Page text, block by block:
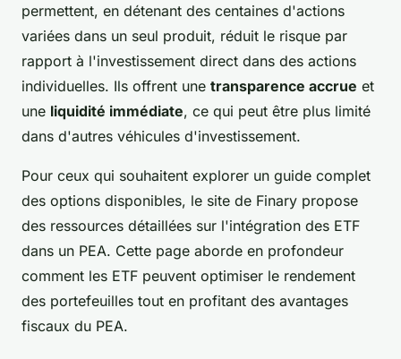
permettent, en détenant des centaines d'actions
variées dans un seul produit, réduit le risque par
rapport à l'investissement direct dans des actions
individuelles. Ils offrent une transparence accrue et
une liquidité immédiate, ce qui peut être plus limité
dans d'autres véhicules d'investissement.
Pour ceux qui souhaitent explorer un guide complet
des options disponibles, le site de Finary propose
des ressources détaillées sur l'intégration des ETF
dans un PEA. Cette page aborde en profondeur
comment les ETF peuvent optimiser le rendement
des portefeuilles tout en profitant des avantages
fiscaux du PEA.